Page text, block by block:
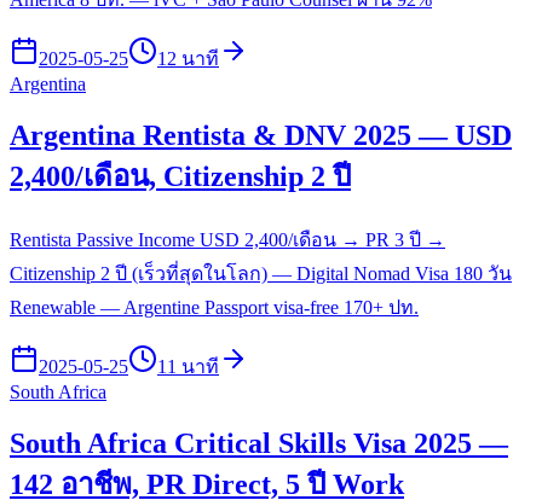
2025-05-25
12 นาที
Argentina
Argentina Rentista & DNV 2025 — USD
2,400/เดือน, Citizenship 2 ปี
Rentista Passive Income USD 2,400/เดือน → PR 3 ปี →
Citizenship 2 ปี (เร็วที่สุดในโลก) — Digital Nomad Visa 180 วัน
Renewable — Argentine Passport visa-free 170+ ปท.
2025-05-25
11 นาที
South Africa
South Africa Critical Skills Visa 2025 —
142 อาชีพ, PR Direct, 5 ปี Work